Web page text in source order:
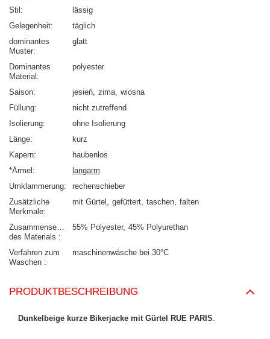
Stil
lässig
Gelegenheit
täglich
dominantes
Muster
glatt
Dominantes
Material
polyester
Saison jesień zima wiosna
Füllung
nicht zutreffend
Isolierung
ohne Isolierung
Länge
kurz
Kapern
haubenlos
*Ärmel
langarm
Umklammerung
rechenschieber
Zusätzliche
Merkmale
mit Gürtel gefüttert taschen falten
Zusammensetzung
des Materials
55% Polyester 45% Polyurethan
Verfahren zum
Waschen
maschinenwäsche bei 30°C
PRODUKTBESCHREIBUNG
Dunkelbeige kurze Bikerjacke mit Gürtel RUE PARIS.